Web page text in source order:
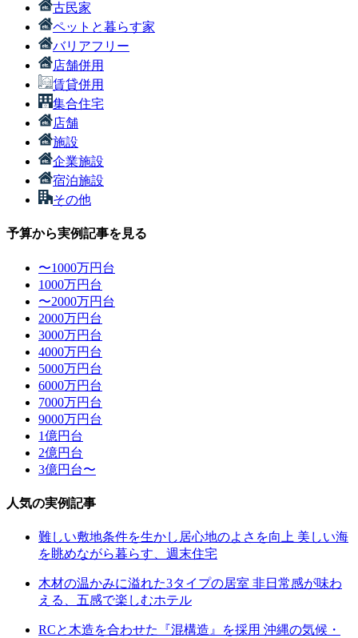
古民家
ペットと暮らす家
バリアフリー
店舗併用
賃貸併用
集合住宅
店舗
施設
企業施設
宿泊施設
その他
予算から実例記事を見る
〜1000万円台
1000万円台
〜2000万円台
2000万円台
3000万円台
4000万円台
5000万円台
6000万円台
7000万円台
9000万円台
1億円台
2億円台
3億円台〜
人気の実例記事
難しい敷地条件を生かし居心地のよさを向上 美しい海
を眺めながら暮らす、週末住宅
木材の温かみに溢れた3タイプの居室 非日常感が味わ
える、五感で楽しむホテル
RCと木造を合わせた『混構造』を採用 沖縄の気候・